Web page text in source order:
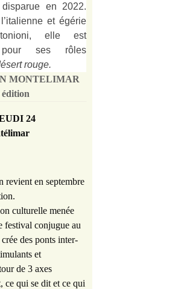
en 2022.
et égérie
elle est
pour ses rôles
rouge.
MONTELIMAR
24
revient en septembre
culturelle menée
festival conjugue au
des ponts inter-
et
de 3 axes
ce qui se dit et ce qui